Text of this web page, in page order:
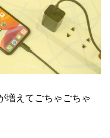
増えてごちゃごちゃ